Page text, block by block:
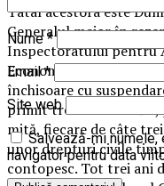
Tatal acestora este
Generalul maior în
Inspectoratului pentru
Economică din cadrul
închisoare cu
primit trei condamnări,
mită, fiecare de câte
unor drepturi civile timp
contopesc. Tot trei ani
Nume*
Email*
Site web
Salvează-mi
navigator pentru data